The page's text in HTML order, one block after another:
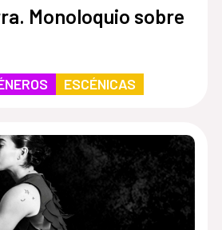
Monoloquio sobre
ESCÉNICAS